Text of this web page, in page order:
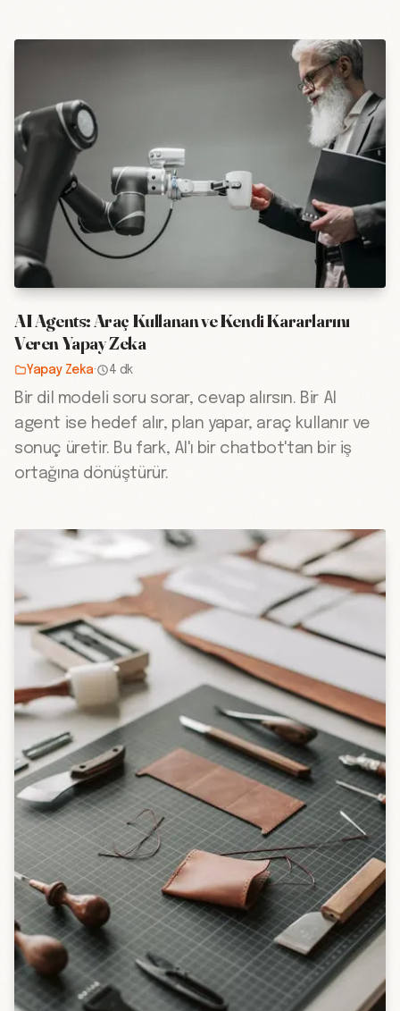
AI Agents: Araç Kullanan ve Kendi Kararlarını
Veren Yapay Zeka
Yapay Zeka· 4 dk
Bir dil modeli soru sorar, cevap alırsın. Bir AI
agent ise hedef alır, plan yapar, araç kullanır ve
sonuç üretir. Bu fark, AI'ı bir chatbot'tan bir iş
ortağına dönüştürür.